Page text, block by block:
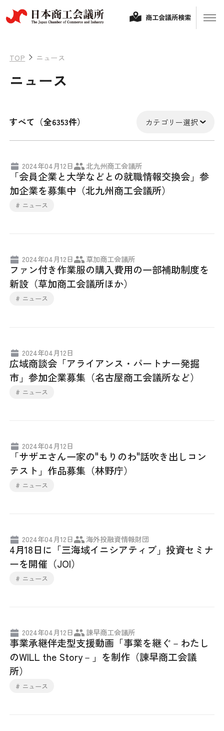
融資制度・補助金
ビジネス交流
その他サービス
会頭コメント
組織概要
役員紹介
青年部・女性会
採用情報
商工会議所検索
TOP ニュース
ニュース
すべて（全6353件） カテゴリー選択
2024年04月12日 北九州商工会議所
「会員企業と大学などとの就職情報交換会」参
加企業を募集中（北九州商工会議所）
# ニュース
2024年04月12日 草加商工会議所
ファン付き作業服の購入費用の一部補助制度を
新設（草加商工会議所ほか）
# ニュース
2024年04月12日
広域商談会「アライアンス・パートナー発掘
市」参加企業募集（名古屋商工会議所など）
# ニュース
2024年04月12日
「サザエさん一家の"もりのわ"話吹き出しコン
テスト」作品募集（林野庁）
# ニュース
2024年04月12日 海外投融資情報財団
4月18日に「三海域イニシアティブ」投資セミナ
ーを開催（JOI）
# ニュース
2024年04月12日 諫早商工会議所
事業承継伴走型支援動画「事業を継ぐ－わたし
のWILL the Story－」を制作（諫早商工会議
所）
# ニュース